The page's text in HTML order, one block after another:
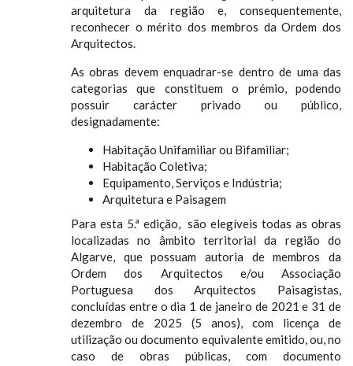
arquitetura da região e, consequentemente,
reconhecer o mérito dos membros da Ordem dos
Arquitectos.
As obras devem enquadrar-se dentro de uma das
categorias que constituem o prémio, podendo
possuir carácter privado ou público,
designadamente:
Habitação Unifamiliar ou Bifamiliar;
Habitação Coletiva;
Equipamento, Serviços e Indústria;
Arquitetura e Paisagem
Para esta 5.ª edição, são elegíveis todas as obras
localizadas no âmbito territorial da região do
Algarve, que possuam autoria de membros da
Ordem dos Arquitectos e/ou Associação
Portuguesa dos Arquitectos Paisagistas,
concluídas entre o dia 1 de janeiro de 2021 e 31 de
dezembro de 2025 (5 anos), com licença de
utilização ou documento equivalente emitido, ou, no
caso de obras públicas, com documento